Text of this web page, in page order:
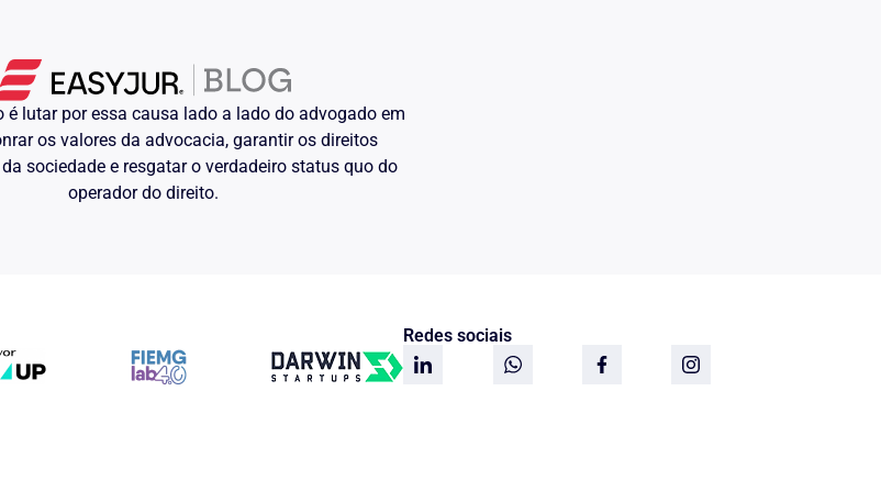
aparentando 23
este a subtrair R$
fugiu em uma
afirmou tratar-se
como o da
em relação a arma
é lutar por essa causa lado a lado do advogado em
os valores da advocacia, garantir os direitos
sociedade e resgatar o verdadeiro status quo do
operador do direito.
Redes sociais